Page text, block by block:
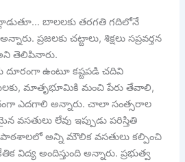
బాలలకు తరగతి గదిలోనే
ప్రజలకు చట్టాలు, శిక్షలు సప్రవర్తన
తెలిపినారు.
దూరంగా ఉంటూ కష్టపడి చదివి
మాతృభూమికి మంచి పేరు తేవాలి,
ఎదగాలి అన్నారు. చాలా సంత్సరాల
వసతులు లేవు ఇప్పుడు పరిస్తితి
పాఠశాలలో అన్ని మౌలిక వసతులు కల్పించి
అందిస్తుంది అన్నారు. ప్రభుత్వ